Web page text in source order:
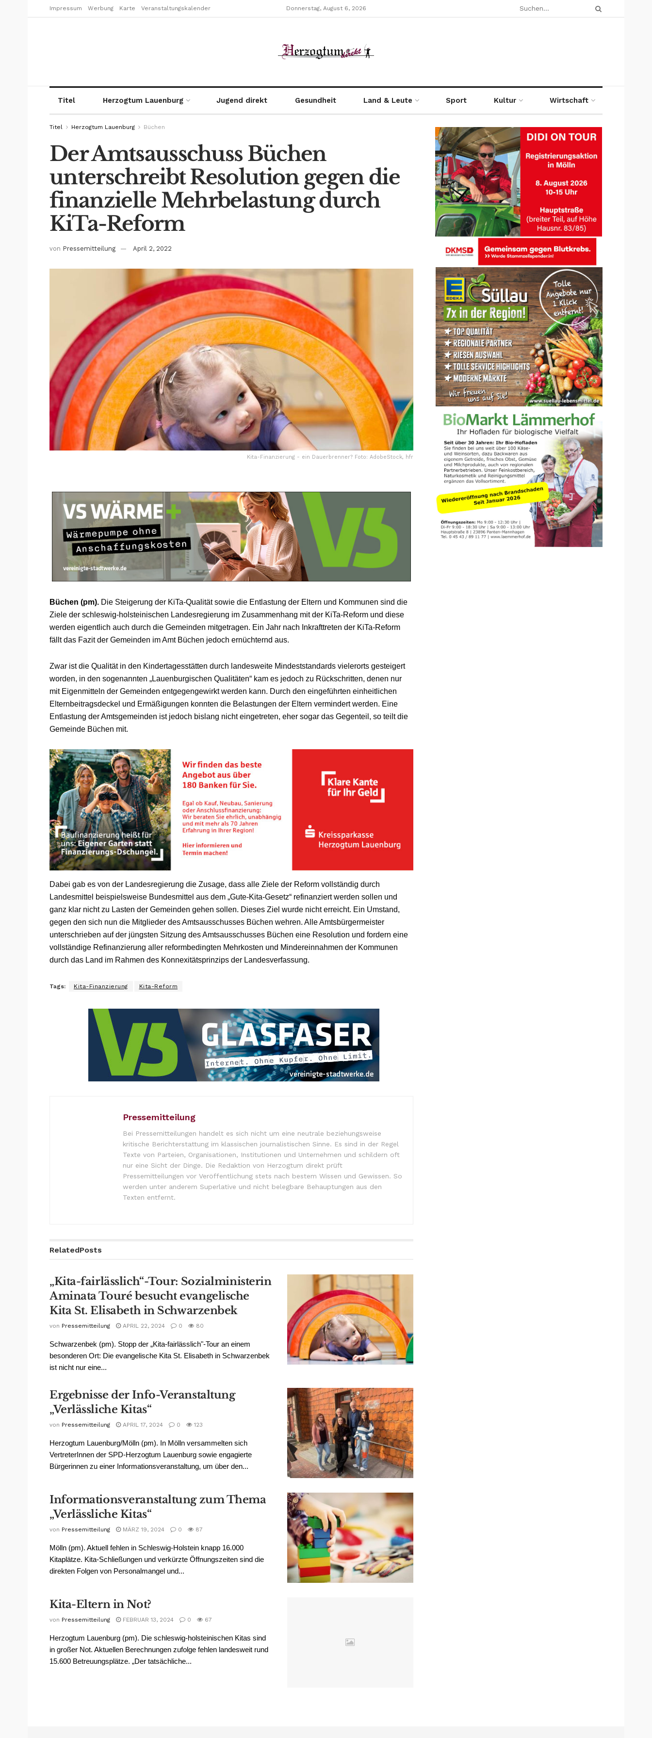
Impressum Werbung Karte Veranstaltungskalender Donnerstag, August 6, 2026
Titel Herzogtum Lauenburg Jugend direkt Gesundheit Land & Leute Sport Kultur Wirtschaft
Titel Herzogtum Lauenburg Büchen
Der Amtsausschuss Büchen
unterschreibt Resolution gegen die
finanzielle Mehrbelastung durch
KiTa-Reform
von Pressemitteilung April 2, 2022
Kita-Finanzierung - ein Dauerbrenner? Foto: AdobeStock, hfr
Büchen (pm). Die Steigerung der KiTa-Qualität sowie die Entlastung der Eltern und Kommunen sind die
Ziele der schleswig-holsteinischen Landesregierung im Zusammenhang mit der KiTa-Reform und diese
werden eigentlich auch durch die Gemeinden mitgetragen. Ein Jahr nach Inkrafttreten der KiTa-Reform
fällt das Fazit der Gemeinden im Amt Büchen jedoch ernüchternd aus.
Zwar ist die Qualität in den Kindertagesstätten durch landesweite Mindeststandards vielerorts gesteigert
worden, in den sogenannten „Lauenburgischen Qualitäten“ kam es jedoch zu Rückschritten, denen nur
mit Eigenmitteln der Gemeinden entgegengewirkt werden kann. Durch den eingeführten einheitlichen
Elternbeitragsdeckel und Ermäßigungen konnten die Belastungen der Eltern vermindert werden. Eine
Entlastung der Amtsgemeinden ist jedoch bislang nicht eingetreten, eher sogar das Gegenteil, so teilt die
Gemeinde Büchen mit.
Dabei gab es von der Landesregierung die Zusage, dass alle Ziele der Reform vollständig durch
Landesmittel beispielsweise Bundesmittel aus dem „Gute-Kita-Gesetz“ refinanziert werden sollen und
ganz klar nicht zu Lasten der Gemeinden gehen sollen. Dieses Ziel wurde nicht erreicht. Ein Umstand,
gegen den sich nun die Mitglieder des Amtsausschusses Büchen wehren. Alle Amtsbürgermeister
unterschrieben auf der jüngsten Sitzung des Amtsausschusses Büchen eine Resolution und fordern eine
vollständige Refinanzierung aller reformbedingten Mehrkosten und Mindereinnahmen der Kommunen
durch das Land im Rahmen des Konnexitätsprinzips der Landesverfassung.
Tags: Kita-Finanzierung Kita-Reform
Pressemitteilung
Bei Pressemitteilungen handelt es sich nicht um eine neutrale beziehungsweise
kritische Berichterstattung im klassischen journalistischen Sinne. Es sind in der Regel
Texte von Parteien, Organisationen, Institutionen und Unternehmen und schildern oft
nur eine Sicht der Dinge. Die Redaktion von Herzogtum direkt prüft
Pressemitteilungen vor Veröffentlichung stets nach bestem Wissen und Gewissen. So
werden unter anderem Superlative und nicht belegbare Behauptungen aus den
Texten entfernt.
RelatedPosts
„Kita-fairlässlich“-Tour: Sozialministerin
Aminata Touré besucht evangelische
Kita St. Elisabeth in Schwarzenbek
von Pressemitteilung APRIL 22, 2024 0 80
Schwarzenbek (pm). Stopp der „Kita-fairlässlich"-Tour an einem
besonderen Ort: Die evangelische Kita St. Elisabeth in Schwarzenbek
ist nicht nur eine...
Ergebnisse der Info-Veranstaltung
„Verlässliche Kitas“
von Pressemitteilung APRIL 17, 2024 0 123
Herzogtum Lauenburg/Mölln (pm). In Mölln versammelten sich
VertreterInnen der SPD-Herzogtum Lauenburg sowie engagierte
Bürgerinnen zu einer Informationsveranstaltung, um über den...
Informationsveranstaltung zum Thema
„Verlässliche Kitas“
von Pressemitteilung MÄRZ 19, 2024 0 87
Mölln (pm). Aktuell fehlen in Schleswig-Holstein knapp 16.000
Kitaplätze. Kita-Schließungen und verkürzte Öffnungszeiten sind die
direkten Folgen von Personalmangel und...
Kita-Eltern in Not?
von Pressemitteilung FEBRUAR 13, 2024 0 67
Herzogtum Lauenburg (pm). Die schleswig-holsteinischen Kitas sind
in großer Not. Aktuellen Berechnungen zufolge fehlen landesweit rund
15.600 Betreuungsplätze. „Der tatsächliche...